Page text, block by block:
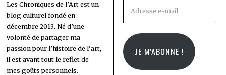
Les Chroniques de l’Art est un
blog culturel fondé en
décembre 2013. Né d’une
volonté de partager ma
passion pour l’histoire de l’art,
il est avant tout le reflet de
mes goûts personnels.
JE M'ABONNE !